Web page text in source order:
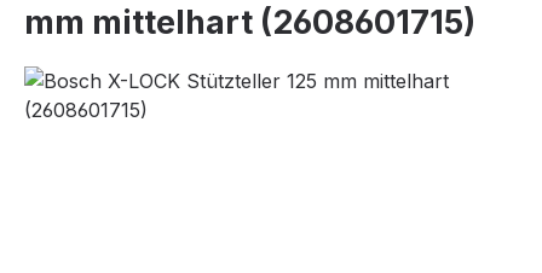
mm mittelhart (2608601715)
Bildergalerie überspringen